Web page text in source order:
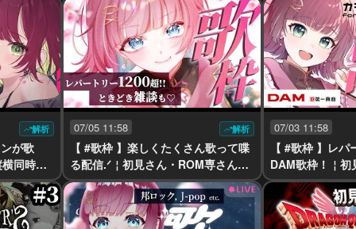
解析
が歌
同時￤k
07/05 11:58 解析
【 #歌枠 】楽しくたくさん歌って喋
る配信.ᐟ￤初見さん・ROM専さんも
お気軽に🌸【karaoke￤#μyustrea
m 】
07/03 11:58
【 #歌枠 】レ
DAM歌枠！￤初
んもお気軽に
ream 】